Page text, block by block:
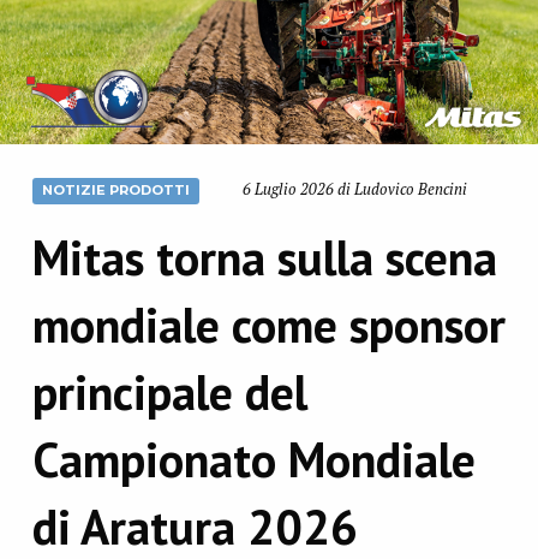
NOTIZIE PRODOTTI 6 Luglio 2026 di Ludovico Bencini
Mitas torna sulla scena
mondiale come sponsor
principale del
Campionato Mondiale
di Aratura 2026